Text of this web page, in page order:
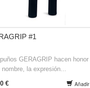
#1
GERAGRIP hacen honor
nombre, la expresión...
€
Añadir